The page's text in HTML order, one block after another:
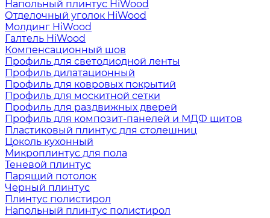
Напольный плинтус HiWood
Отделочный уголок HiWood
Молдинг HiWood
Галтель HiWood
Компенсационный шов
Профиль для светодиодной ленты
Профиль дилатационный
Профиль для ковровых покрытий
Профиль для москитной сетки
Профиль для раздвижных дверей
Профиль для композит-панелей и МДФ щитов
Пластиковый плинтус для столешниц
Цоколь кухонный
Микроплинтус для пола
Теневой плинтус
Парящий потолок
Черный плинтус
Плинтус полистирол
Напольный плинтус полистирол